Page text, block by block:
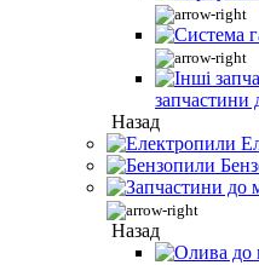
запчастини
Назад
Назад